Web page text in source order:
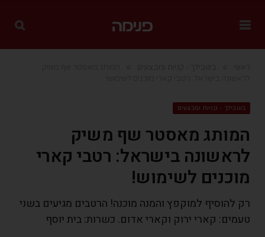
בשבילך - קניות ומבצעים
המותג מאסטר שף משיק
לראשונה בישראל: רטבי קארי
מוכנים לשימוש!
רק להוסיף למוקפץ והמנה מוכנה! הרטבים מגיעים בשני
טעמים: קארי ירוק וקארי אדום. כשרות: בית יוסף